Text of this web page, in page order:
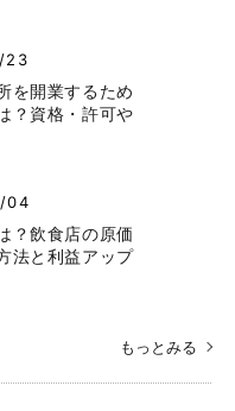
23
を開業するため
？資格・許可や
04
？飲食店の原価
法と利益アップ
もっとみる